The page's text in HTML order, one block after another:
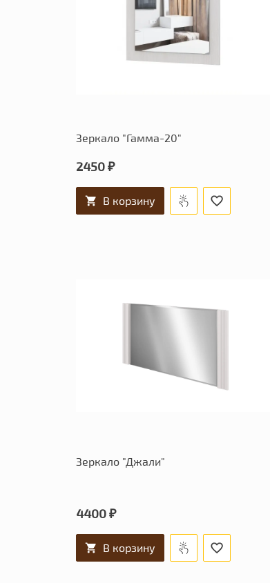
Зеркало "Гамма-20"
2450 ₽
В корзину
Зеркало "Джали"
4400 ₽
В корзину